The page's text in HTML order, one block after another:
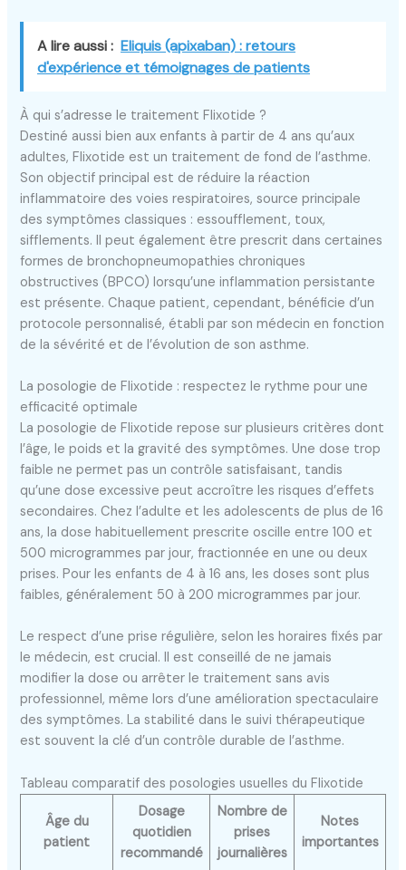
A lire aussi : Eliquis (apixaban) : retours
d'expérience et témoignages de patients
À qui s’adresse le traitement Flixotide ?
Destiné aussi bien aux enfants à partir de 4 ans qu’aux
adultes, Flixotide est un traitement de fond de l’asthme.
Son objectif principal est de réduire la réaction
inflammatoire des voies respiratoires, source principale
des symptômes classiques : essoufflement, toux,
sifflements. Il peut également être prescrit dans certaines
formes de bronchopneumopathies chroniques
obstructives (BPCO) lorsqu’une inflammation persistante
est présente. Chaque patient, cependant, bénéficie d’un
protocole personnalisé, établi par son médecin en fonction
de la sévérité et de l’évolution de son asthme.
La posologie de Flixotide : respectez le rythme pour une
efficacité optimale
La posologie de Flixotide repose sur plusieurs critères dont
l’âge, le poids et la gravité des symptômes. Une dose trop
faible ne permet pas un contrôle satisfaisant, tandis
qu’une dose excessive peut accroître les risques d’effets
secondaires. Chez l’adulte et les adolescents de plus de 16
ans, la dose habituellement prescrite oscille entre 100 et
500 microgrammes par jour, fractionnée en une ou deux
prises. Pour les enfants de 4 à 16 ans, les doses sont plus
faibles, généralement 50 à 200 microgrammes par jour.
Le respect d’une prise régulière, selon les horaires fixés par
le médecin, est crucial. Il est conseillé de ne jamais
modifier la dose ou arrêter le traitement sans avis
professionnel, même lors d’une amélioration spectaculaire
des symptômes. La stabilité dans le suivi thérapeutique
est souvent la clé d’un contrôle durable de l’asthme.
Tableau comparatif des posologies usuelles du Flixotide
Âge du
patient
Dosage
quotidien
recommandé
Nombre de
prises
journalières
Notes
importantes